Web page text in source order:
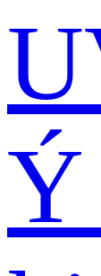
Ý